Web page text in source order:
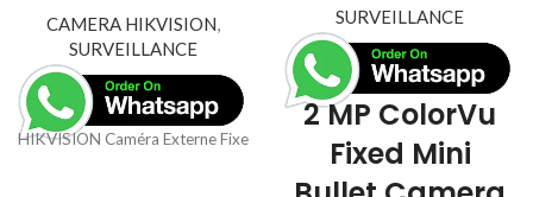
Bullet ( 2.4 mm – 6 mm)
5 MP (DS-2CE16H0T-ITF-
C)
CAMERA HIKVISION,
SURVEILLANCE
HIKVISION Caméra Externe Fixed Bullet 5MP,IP67, IR20m 12M
ColorVu Fixed Mini Bullet
Camera
SURVEILLANCE
2 MP ColorVu
Fixed Mini